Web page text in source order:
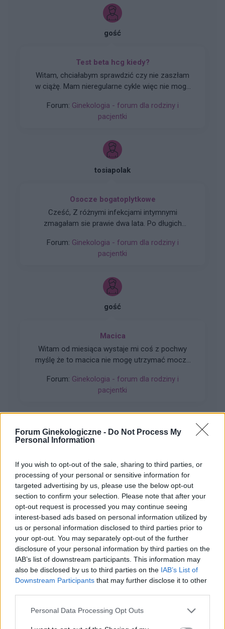
Forum Ginekologiczne - Do Not Process My
Personal Information
If you wish to opt-out of the sale, sharing to third parties, or
processing of your personal or sensitive information for
targeted advertising by us, please use the below opt-out
section to confirm your selection. Please note that after your
opt-out request is processed you may continue seeing
interest-based ads based on personal information utilized by
us or personal information disclosed to third parties prior to
your opt-out. You may separately opt-out of the further
disclosure of your personal information by third parties on the
IAB’s list of downstream participants. This information may
also be disclosed by us to third parties on the IAB’s List of
Downstream Participants that may further disclose it to other
Personal Data Processing Opt Outs
wyszedł bardzo niski poziom estrogenow. Około
14. Co teraz?
gość
Test beta hcg kiedy?
Witam, chciałabym sprawdzić czy nie zaszłam
w ciążę. Mam nieregularne cykle więc nie mogę
dniu cyklu czy zrobienie takiego testu w tym
czasie da mi prawdziwy wynik żeby się nie
taki test?
Forum: Ginekologia - forum dla rodziny i
pacjentki
tosiapolak
Osocze bogatoplytkowe
Cześć, Z różnymi infekcjami intymnymi
zmagałam sie prawie dwa lata. Po długich
problem pozostał, czuję ciągły dyskomfort oraz
mam zaczerwienienia w bruzdach między
chciałaby wykonac u mnie osocze
bogatoplytkowe w te miejsca. Może któraś z
nim wiecej sie wypowiedzieć. Będę wdzięczna
Forum: Ginekologia - forum dla rodziny i
pacjentki
gość
Macica
Witam od miesiąca wystaje mi coś z pochwy
myślę że to macica nie mogę utrzymać moczu
Forum: Ginekologia - forum dla rodziny i
pacjentki
POWIĄZANE
embolizacja mięśniaków macicy
ropień gruczołu bartholina opryszczka